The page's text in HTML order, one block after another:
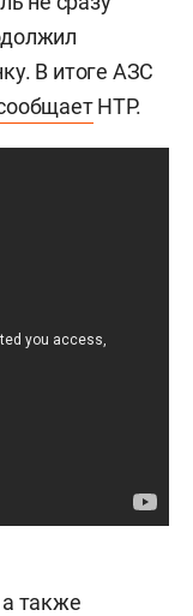
В итоге АЗС
НТР.
также